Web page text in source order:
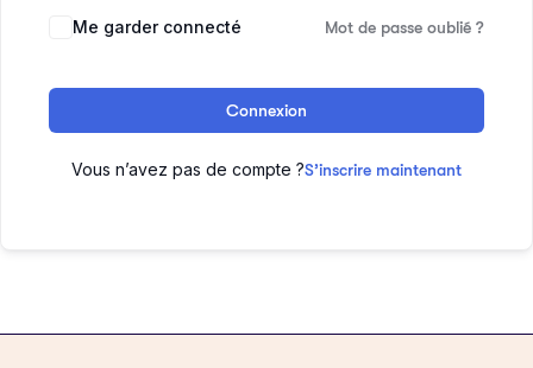
Me garder connecté Mot de passe oublié ?
Connexion
Vous n’avez pas de compte ?S’inscrire maintenant